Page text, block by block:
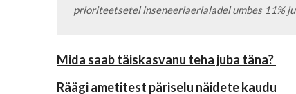
prioriteetsetel inseneeriaerialadel umbes 11%
Mida saab täiskasvanu teha juba täna?
Räägi ametitest päriselu näidete kaudu